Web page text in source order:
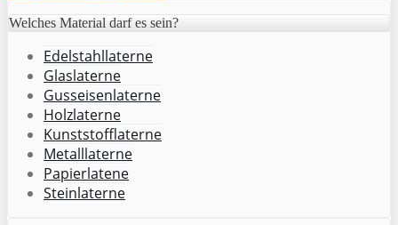
Welches Material darf es sein?
Edelstahllaterne
Glaslaterne
Gusseisenlaterne
Holzlaterne
Kunststofflaterne
Metalllaterne
Papierlatene
Steinlaterne